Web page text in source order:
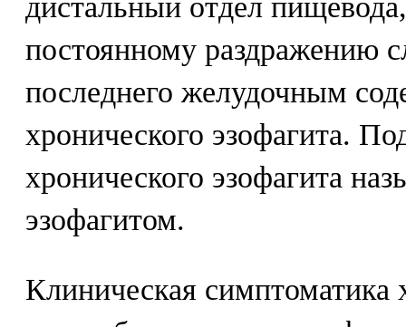
дистальный отдел
постоянному раздражению
последнего желудочным
хронического эзофагита.
хронического эзофагита
эзофагитом.
Клиническая симптоматика